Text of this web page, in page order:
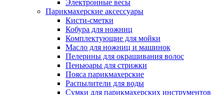
Электронные весы
Парикмахерские аксессуары
Кисти-сметки
Кобура для ножниц
Комплектующие для мойки
Масло для ножниц и машинок
Пелерины для окрашивания волос
Пеньюары для стрижки
Пояса парикмахерские
Распылители для воды
Сумки для парикмахерских инструментов